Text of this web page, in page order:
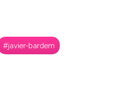
#javier-bardem